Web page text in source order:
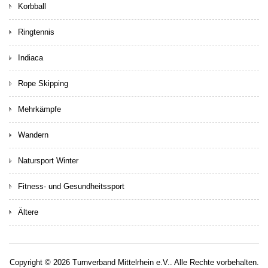
Korbball
Ringtennis
Indiaca
Rope Skipping
Mehrkämpfe
Wandern
Natursport Winter
Fitness- und Gesundheitssport
Ältere
Copyright © 2026 Turnverband Mittelrhein e.V.. Alle Rechte vorbehalten.